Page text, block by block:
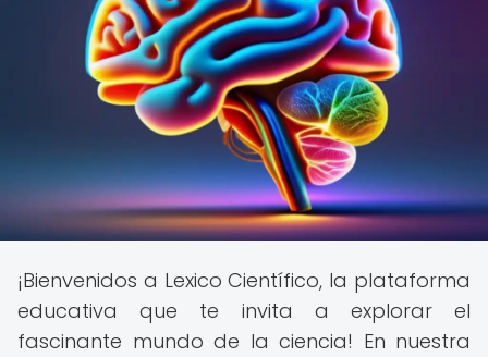
¡Bienvenidos a Lexico Científico, la plataforma
educativa que te invita a explorar el
fascinante mundo de la ciencia! En nuestra